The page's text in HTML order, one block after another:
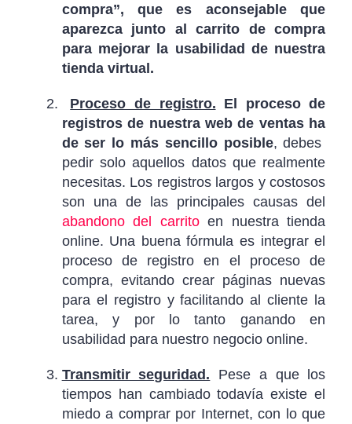
compra”, que es aconsejable que
aparezca junto al carrito de compra
para mejorar la usabilidad de nuestra
tienda virtual.
Proceso de registro. El proceso de
registros de nuestra web de ventas ha
de ser lo más sencillo posible, debes
pedir solo aquellos datos que realmente
necesitas. Los registros largos y costosos
son una de las principales causas del
abandono del carritoen nuestra tienda
online. Una buena fórmula es integrar el
proceso de registro en el proceso de
compra, evitando crear páginas nuevas
para el registro y facilitando al cliente la
tarea, y por lo tanto ganando en
usabilidad para nuestro negocio online.
Transmitir seguridad. Pese a que los
tiempos han cambiado todavía existe el
miedo a comprar por Internet, con lo que